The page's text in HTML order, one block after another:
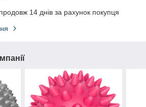
14 днів за рахунок покупця